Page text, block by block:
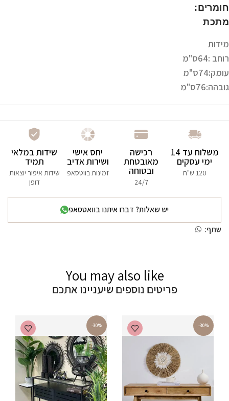
חומרים:
מתכת
מידות
רוחב :64ס"מ
עומק:74ס"מ
גובהה:76ס"מ
משלוח עד 14
ימי עסקים
120 ש"ח
רכישה
מאובטחת
ובטוחה
24/7
יחס אישי
ושירות אדיב
זמינות בווטסאפ
שידות במלאי
תמיד
שידות איפור יוצאות
דופן
יש שאלות? דברו איתנו בוואטסאפ
שתף:
You may also like
פריטים נוספים שיעניינו אתכם
-30%
-30%